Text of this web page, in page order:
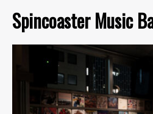
Spincoaster Music